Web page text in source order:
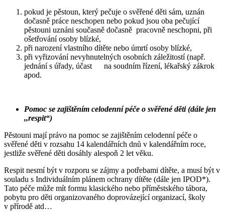
pokud je pěstoun, který pečuje o svěřené děti sám, uznán
dočasně práce neschopen nebo pokud jsou oba pečující
pěstouni uznáni současně dočasně pracovně neschopni, při
ošetřování osoby blízké,
při narození vlastního dítěte nebo úmrtí osoby blízké,
při vyřizování nevyhnutelných osobních záležitostí (např.
jednání s úřady, účast na soudním řízení, lékařský zákrok
apod.
Pomoc se zajištěním celodenní péče o svěřené děti (dále jen
,,respit“)
Pěstouni mají právo na pomoc se zajištěním celodenní péče o
svěřené děti v rozsahu 14 kalendářních dnů v kalendářním roce,
jestliže svěřené děti dosáhly alespoň 2 let věku.
Respit nesmí být v rozporu se zájmy a potřebami dítěte, a musí být v
souladu s Individuálním plánem ochrany dítěte (dále jen IPOD*).
Tato péče může mít formu klasického nebo příměstského tábora,
pobytu pro děti organizovaného doprovázející organizací, školy
v přírodě atd…